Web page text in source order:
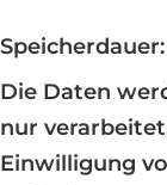
Speicherdauer:
Die Daten
nur
Einwilligung